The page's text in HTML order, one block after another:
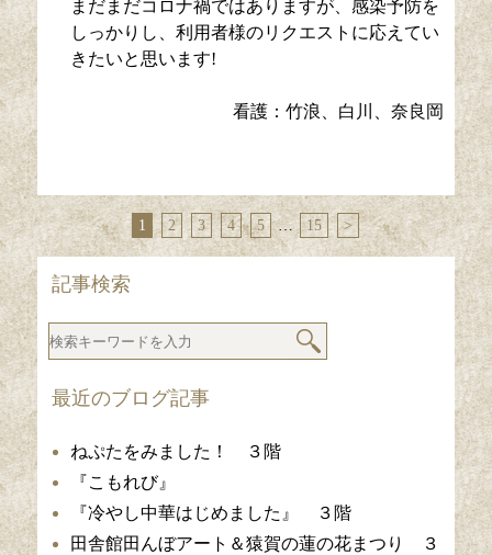
まだまだコロナ禍ではありますが、感染予防を
しっかりし、利用者様のリクエストに応えてい
きたいと思います!
看護：竹浪、白川、奈良岡
1 2 3 4 5 … 15 >
記事検索
最近のブログ記事
ねぷたをみました！ ３階
『こもれび』
『冷やし中華はじめました』 ３階
田舎館田んぼアート＆猿賀の蓮の花まつり ３